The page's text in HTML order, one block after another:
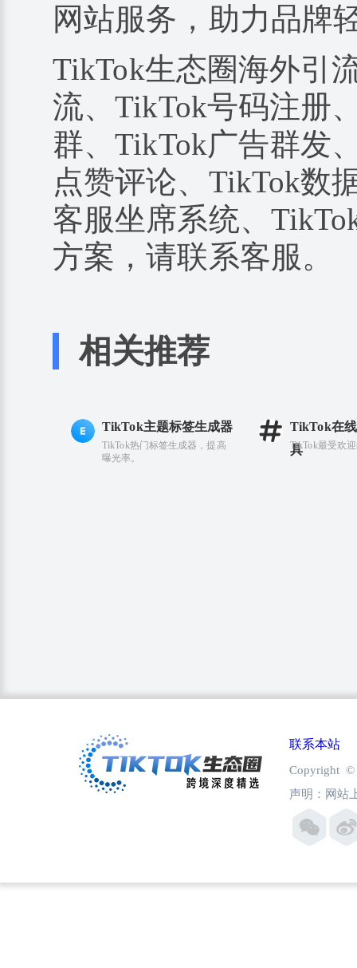
网站服务，助力品牌
TikTok生态圈海外引
流、TikTok号码注册
群、TikTok广告群发
点赞评论、TikTok数
客服坐席系统、
方案，请联系客服。
相关推荐
TikTok主题标签生成器
TikTok热门标签生成器，提高
曝光率。
TikTok在
具
TikTok最受欢
联系本站
Copyright ©
声明：网站